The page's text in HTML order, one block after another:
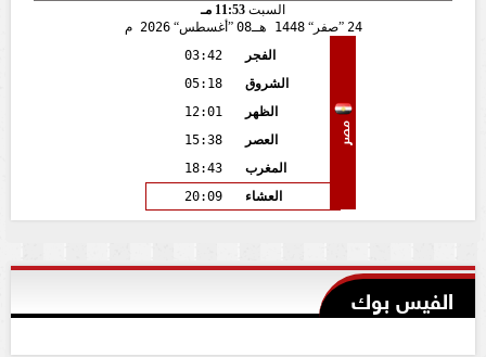
السبت 11:53 مـ
24
صفر 1448 هـ 08 أغسطس 2026 م
مصر
الفجر
03:42
الشروق
05:18
الظهر
12:01
العصر
15:38
المغرب
18:43
العشاء
20:09
الفيس بوك